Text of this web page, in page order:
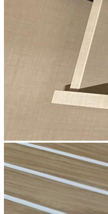
Юридическая информация
Политика конфиденциальности
©2020 - 2026 «ONLY-WOOD»